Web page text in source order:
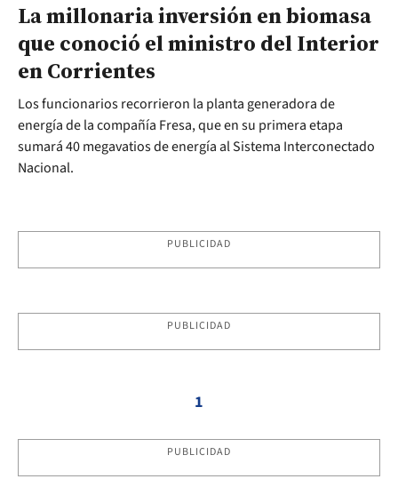
La millonaria inversión en biomasa
que conoció el ministro del Interior
en Corrientes
Los funcionarios recorrieron la planta generadora de
energía de la compañía Fresa, que en su primera etapa
sumará 40 megavatios de energía al Sistema Interconectado
Nacional.
PUBLICIDAD
PUBLICIDAD
1
PUBLICIDAD